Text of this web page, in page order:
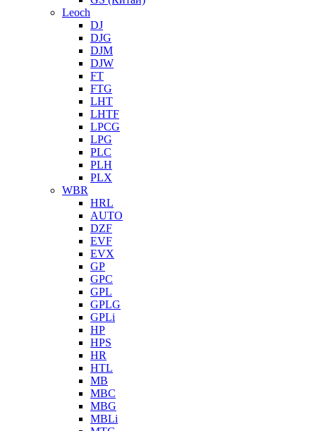
Leoch
DJ
DJG
DJM
DJW
FT
FTG
LHT
LHTF
LPCG
LPG
PLC
PLH
PLX
WBR
HRL
AUTO
DZF
EVF
EVX
GP
GPC
GPL
GPLG
GPLi
HP
HPS
HR
HTL
MB
MBC
MBG
MBLi